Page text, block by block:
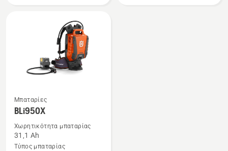
Δείτε
περισσότερες
λεπτομέρειες
για
το
Μπαταρίες
BLi950X
Χωρητικότητα μπαταρίας
31,1 Ah
Τύπος μπαταρίας